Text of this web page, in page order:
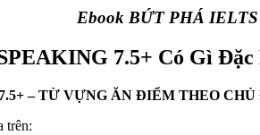
Ebook BỨT PHÁ
7.5+ Có Gì Đặc
– TỪ VỰNG ĂN ĐIỂM THEO CHỦ
trên: